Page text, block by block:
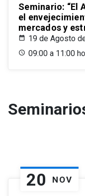
Seminario: “El
el
mercados y
19 de Agosto
09:00 a 11:00
20 NOV